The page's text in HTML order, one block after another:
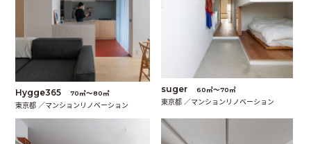
Hygge365 70㎡〜80㎡
東京都 ／マンションリノベーション
suger 60㎡〜70㎡
東京都 ／マンションリノベーション